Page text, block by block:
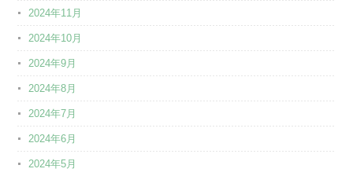
2024年11月
2024年10月
2024年9月
2024年8月
2024年7月
2024年6月
2024年5月